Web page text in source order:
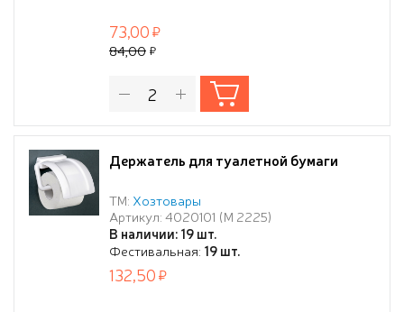
73,00
84,00
Держатель для туалетной бумаги
ТМ: Хозтовары
Артикул: 4020101 (М 2225)
В наличии: 19 шт.
Фестивальная: 19 шт.
132,50